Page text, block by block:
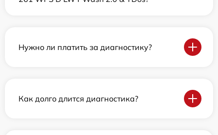
Нужно ли платить за диагностику?
Как долго длится диагностика?